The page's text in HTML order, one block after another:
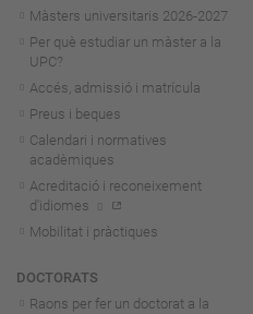
Màsters universitaris 2026-2027
Per què estudiar un màster a la
UPC?
Accés, admissió i matrícula
Preus i beques
Calendari i normatives
acadèmiques
Acreditació i reconeixement
d'idiomes
Mobilitat i pràctiques
DOCTORATS
Raons per fer un doctorat a la